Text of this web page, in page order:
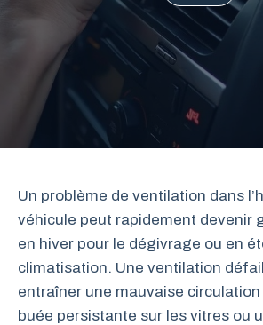
Un problème de ventilation dans
véhicule peut rapidement devenir
en hiver pour le dégivrage ou en
climatisation. Une ventilation
entraîner une mauvaise circulation
buée persistante sur les vitres ou